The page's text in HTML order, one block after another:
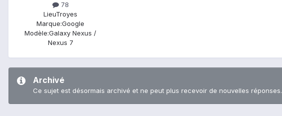
78
LieuTroyes
Marque:Google
Modèle:Galaxy Nexus /
Nexus 7
Archivé
Ce sujet est désormais archivé et ne peut plus recevoir de nouvelles réponses.